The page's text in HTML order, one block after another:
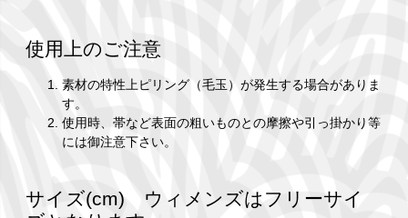
使用上のご注意
素材の特性上ピリング（毛玉）が発生する場合がありま
す。
使用時、帯など表面の粗いものとの摩擦や引っ掛かり等
には御注意下さい。
サイズ(cm) ウィメンズはフリーサイ